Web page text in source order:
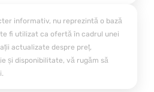
informativ, nu reprezintă o bază
fi utilizat ca ofertă în cadrul unei
actualizate despre preț,
și disponibilitate, vă rugăm să